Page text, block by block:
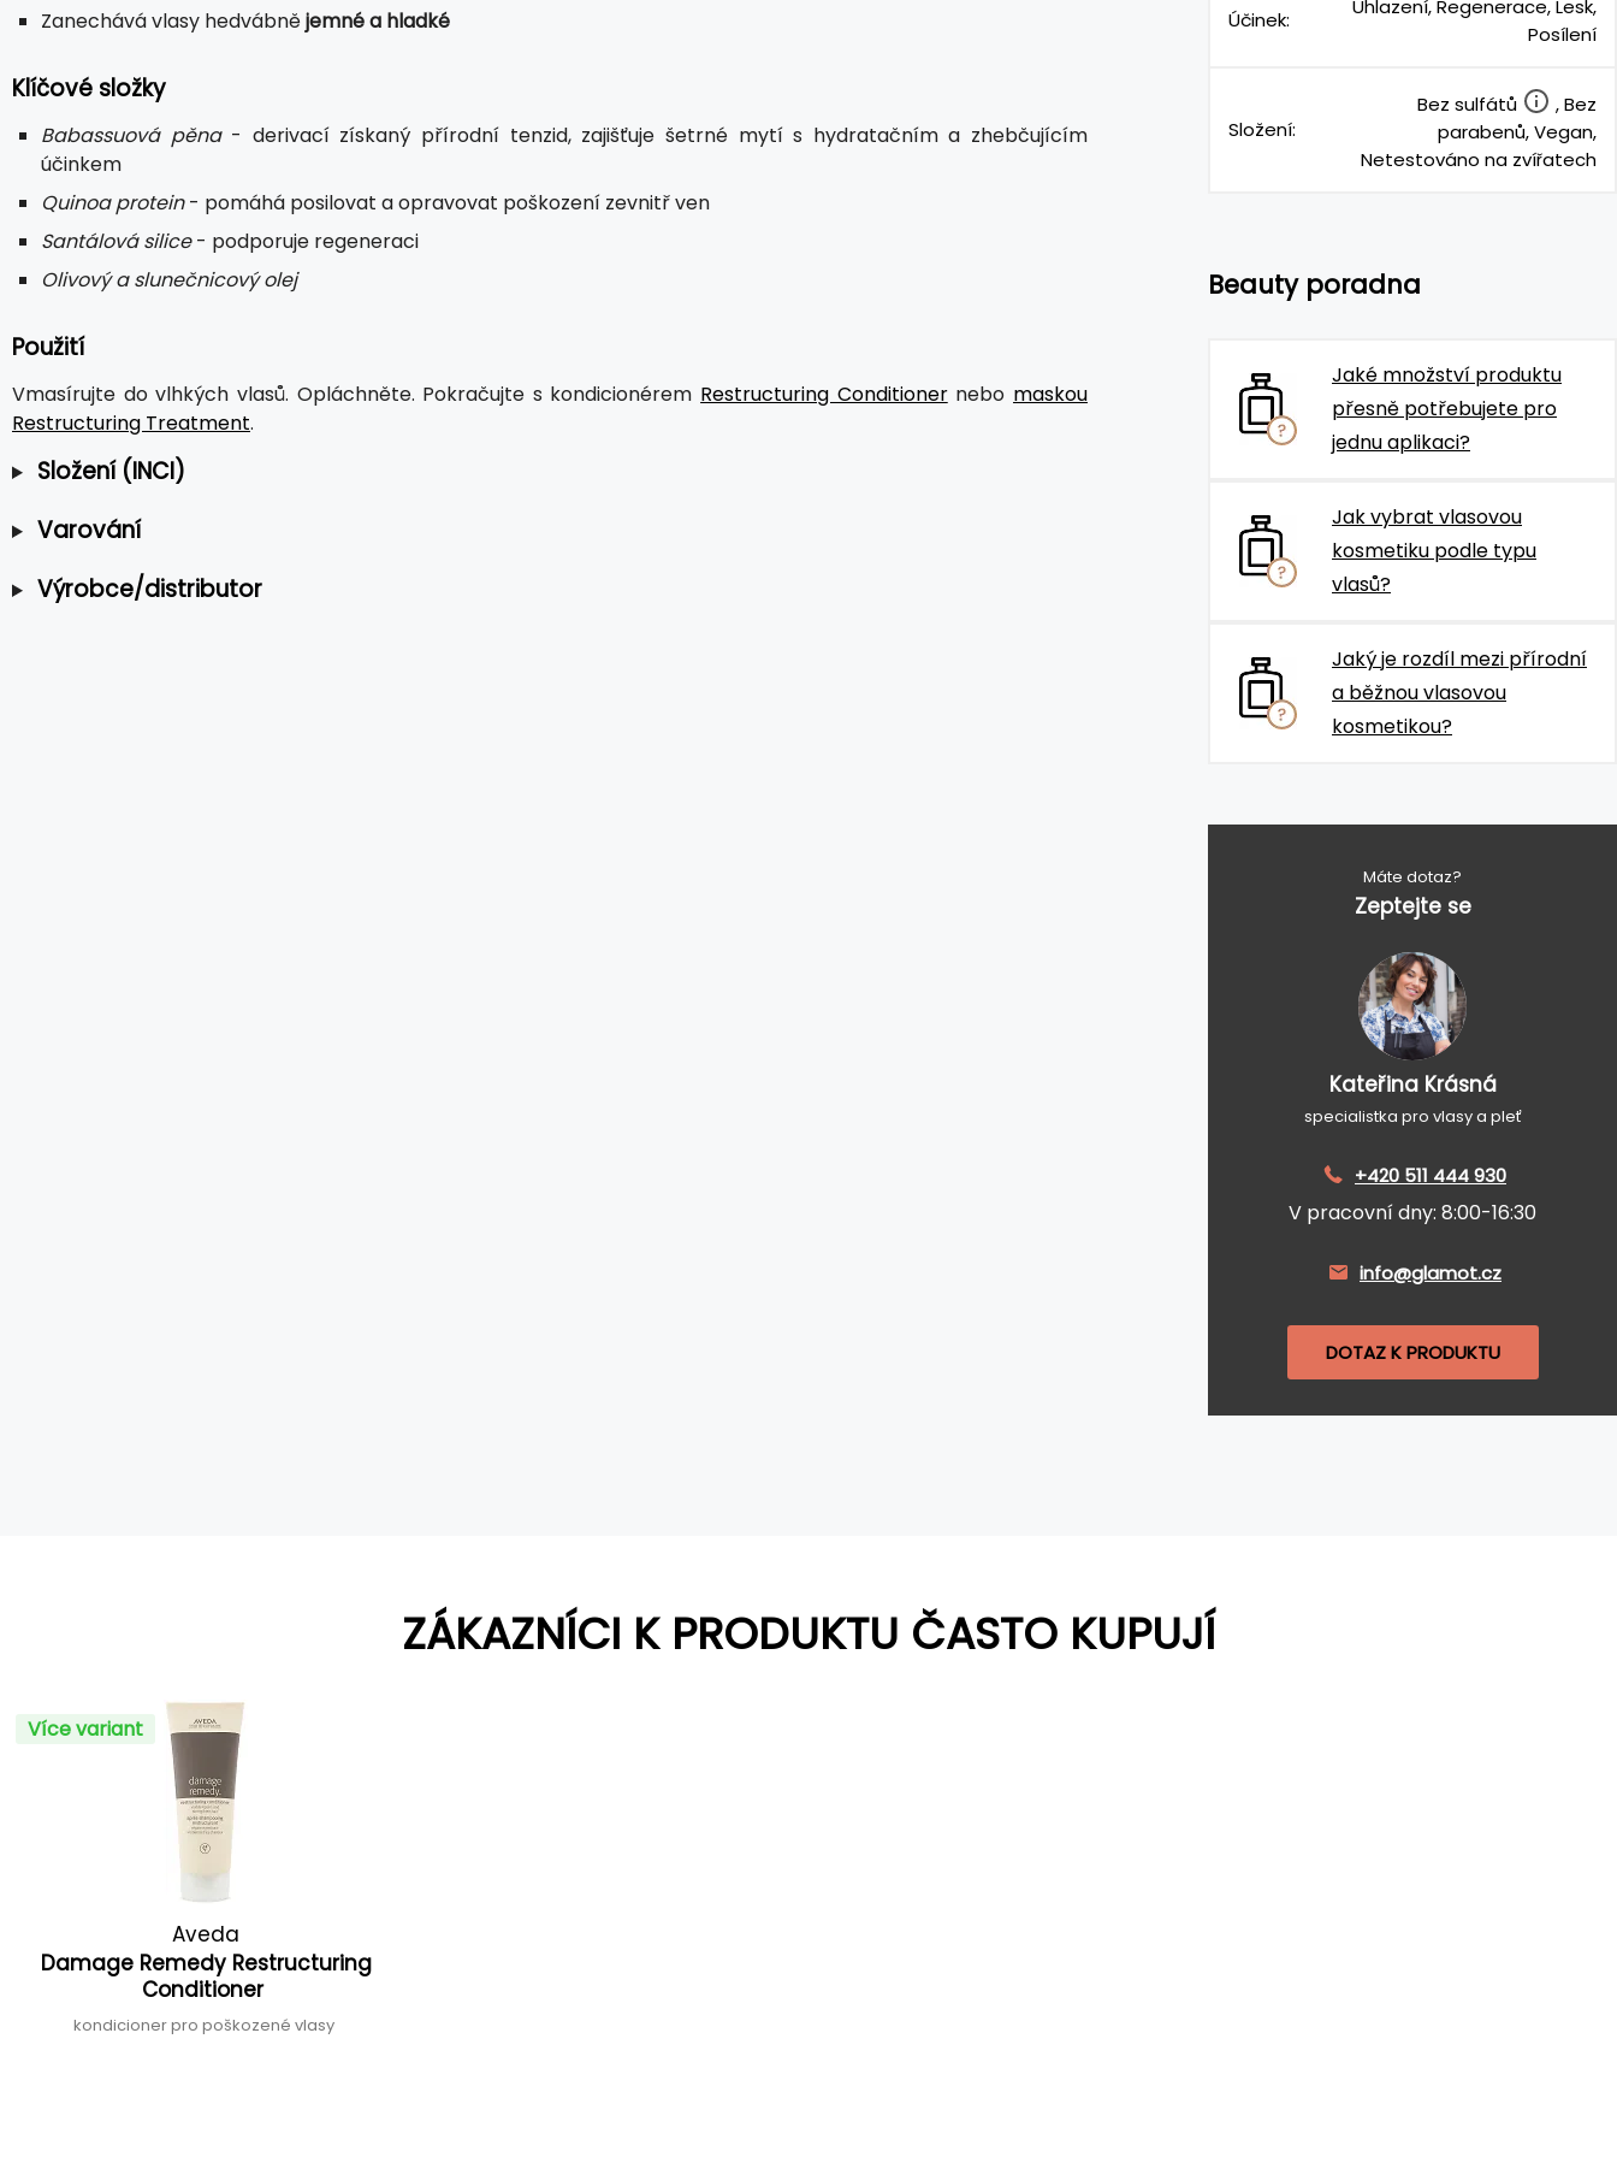
Zanechává vlasy hedvábnějemné a hladké
Klíčové složky
Babassuová pěna- derivací získaný přírodní tenzid, zajišťuje šetrné mytí s hydratačním a zhebčujícím
účinkem
Quinoa protein- pomáhá posilovat a opravovat poškození zevnitř ven
Santálová silice- podporuje regeneraci
Olivový a slunečnicový olej
Použití
Vmasírujte do vlhkých vlasů. Opláchněte. Pokračujte s kondicionérem Restructuring Conditionernebo maskou
Restructuring Treatment.
Složení (INCI)
Varování
Výrobce/distributor
Účinek:
Uhlazení, Regenerace, Lesk,
Posílení
Složení:
Bez sulfátů
, Bez
parabenů, Vegan,
Netestováno na zvířatech
Beauty poradna
Jaké množství produktu
přesně potřebujete pro
jednu aplikaci?
Jak vybrat vlasovou
kosmetiku podle typu
vlasů?
Jaký je rozdíl mezi přírodní
a běžnou vlasovou
kosmetikou?
Máte dotaz?
Zeptejte se
Kateřina Krásná
specialistka pro vlasy a pleť
+420 511 444 930
V pracovní dny: 8:00-16:30
info@glamot.cz
DOTAZ K PRODUKTU
ZÁKAZNÍCI K PRODUKTU ČASTO KUPUJÍ
Více variant
Aveda
Damage Remedy Restructuring
Conditioner
kondicioner pro poškozené vlasy